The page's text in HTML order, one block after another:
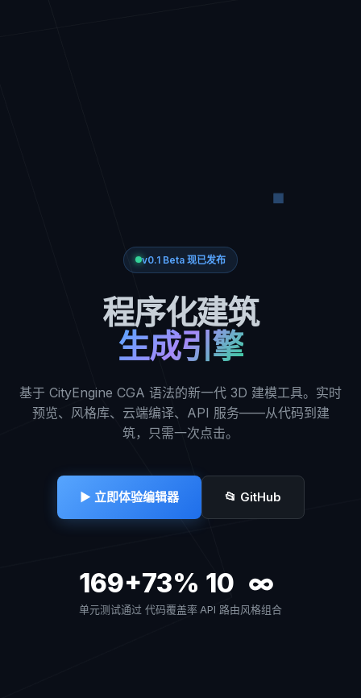
v0.1 Beta 现已发布
程序化建筑
生成引擎
基于 CityEngine CGA 语法的新一代 3D 建模工具。实时
预览、风格库、云端编译、API 服务——从代码到建
筑，只需一次点击。
▶ 立即体验编辑器 📂 GitHub
169+
单元测试通过
73%
代码覆盖率
10
API 路由
∞
风格组合